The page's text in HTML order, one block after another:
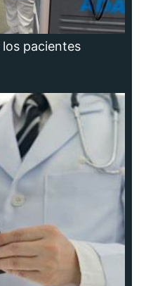
pacientes